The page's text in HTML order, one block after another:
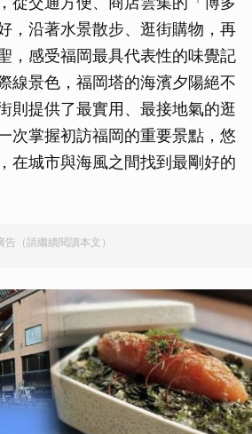
，沿著水景散步、逛街購物，再
，感受福岡最具代表性的味覺記
線景色，福岡塔的海濱夕陽絕不
則提供了最實用、最接地氣的逛
次掌握初訪福岡的重要景點，悠
在城市與海風之間找到最剛好的
告（請繼續閱讀本文）